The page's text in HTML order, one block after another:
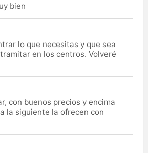
bien
lo que necesitas y que sea
en los centros. Volveré
con buenos precios y encima
la siguiente la ofrecen con